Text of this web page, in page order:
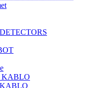
KABLO